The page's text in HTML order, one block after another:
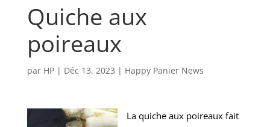
Quiche aux
poireaux
par HP| Déc 13, 2023 | Happy Panier News
La quiche aux poireaux fait